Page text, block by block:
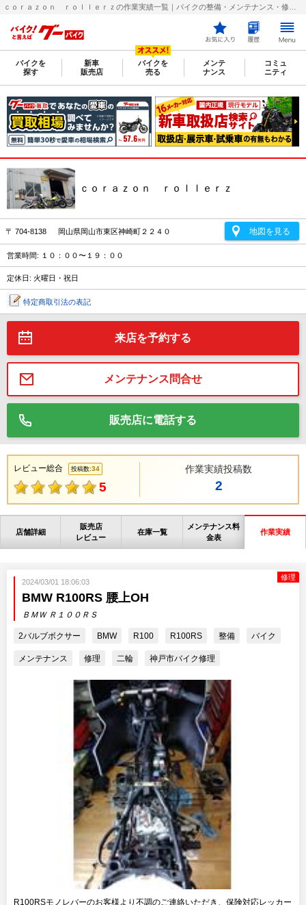
バイクを
探す
新車
販売店
バイクを
売る
メンテ
ナンス
コミュ
ニティ
ｃｏｒａｚｏｎ ｒｏｌｌｅｒｚ
〒 704-8138 岡山県岡山市東区神崎町２２４０ 地図を見る
営業時間: １０：００〜１９：００
定休日: 火曜日・祝日
特定商取引法の表記
来店を予約する
メンテナンス問合せ
販売店に電話する
レビュー総合 投稿数:34
5
作業実績投稿数
2
店舗詳細
販売店
レビュー
在庫一覧
メンテナンス料
金表
作業実績
修理
2024/03/01 18:06:03
BMW R100RS 腰上OH
ＢＭＷ Ｒ１００ＲＳ
2バルブボクサー BMW R100 R100RS 整備 バイク
メンテナンス 修理 二輪 神戸市バイク修理
R100RSモノレバーのお客様より不調のご連絡いただき、保険対応レッカー